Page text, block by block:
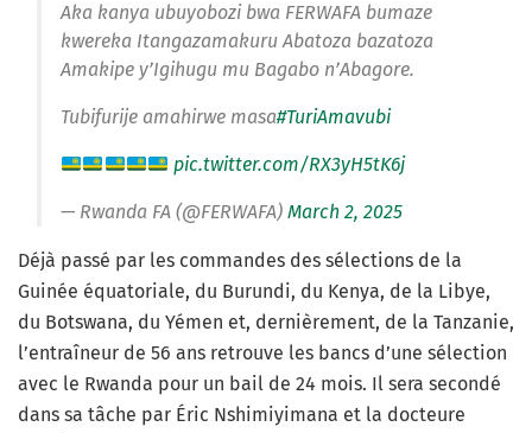
Aka kanya ubuyobozi bwa FERWAFA bumaze
kwereka Itangazamakuru Abatoza bazatoza
Amakipe y’Igihugu mu Bagabo n’Abagore.
Tubifurije amahirwe masa#TuriAmavubi
pic.twitter.com/RX3yH5tK6j
— Rwanda FA (@FERWAFA) March 2, 2025
Déjà passé par les commandes des sélections de la
Guinée équatoriale, du Burundi, du Kenya, de la Libye,
du Botswana, du Yémen et, dernièrement, de la Tanzanie,
l’entraîneur de 56 ans retrouve les bancs d’une sélection
avec le Rwanda pour un bail de 24 mois. Il sera secondé
dans sa tâche par Éric Nshimiyimana et la docteure